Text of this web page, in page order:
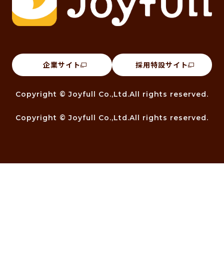
企業サイト 採用特設サイト
Copyright © Joyfull Co.,Ltd.All rights reserved.
Copyright © Joyfull Co.,Ltd.All rights reserved.